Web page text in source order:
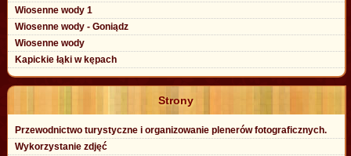
Wiosenne wody 1
Wiosenne wody - Goniądz
Wiosenne wody
Kapickie łąki w kępach
Strony
Przewodnictwo turystyczne i organizowanie plenerów fotograficznych.
Wykorzystanie zdjęć